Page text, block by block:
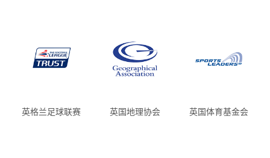
英格兰足球联赛 英国地理协会 英国体育基金会